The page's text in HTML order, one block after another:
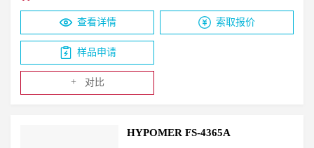
查看详情 索取报价
样品申请
+ 对比
HYPOMER FS-4365A